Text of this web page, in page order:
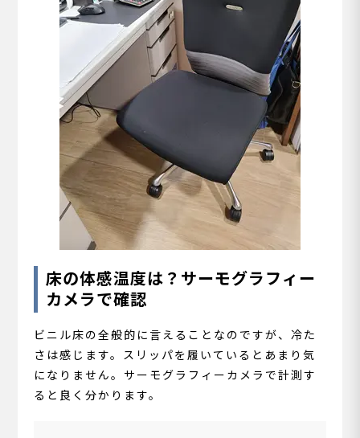
床の体感温度は？サーモグラフィー
カメラで確認
ビニル床の全般的に言えることなのですが、冷た
さは感じます。スリッパを履いているとあまり気
になりません。サーモグラフィーカメラで計測す
ると良く分かります。